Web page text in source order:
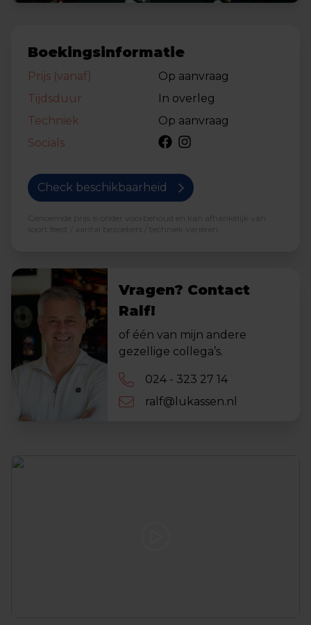
Boekingsinformatie
Prijs (vanaf)
Op aanvraag
Tijdsduur
In overleg
Techniek
Op aanvraag
Socials
Check beschikbaarheid
Genoemde prijs is onder voorbehoud en kan afhankelijk van
soort feest / aantal bezoekers / techniek variëren.
Vragen? Contact
Ralf!
of één van mijn andere
gezellige collega’s.
024 - 323 27 14
ralf@lukassen.nl